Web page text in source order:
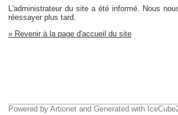
L'administrateur du site a été informé. Nous
réessayer plus tard.
» Revenir à la page d'accueil du site
Powered by Artionet and Generated with